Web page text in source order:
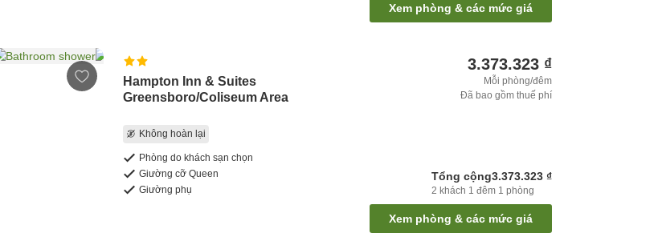
Xem phòng & các mức giá
Hampton Inn & Suites
Greensboro/Coliseum Area
Không hoàn lại
Phòng do khách sạn chọn
Giường cỡ Queen
Giường phụ
3.373.323 ₫
Mỗi phòng/đêm
Đã bao gồm thuế phí
Tổng cộng3.373.323 ₫
2 khách 1 đêm 1 phòng
Xem phòng & các mức giá